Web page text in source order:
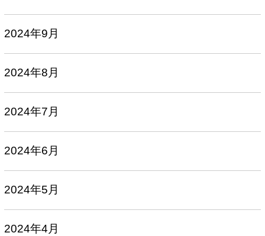
2024年9月
2024年8月
2024年7月
2024年6月
2024年5月
2024年4月